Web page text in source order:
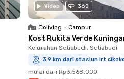
Video 360
Coliving • Campur
Kost Rukita Verde
Kelurahan Setiabudi, Setiabudi
3.9 km dari stasiun lrt
mulai dari Rp3.568.000